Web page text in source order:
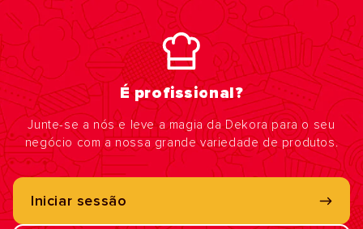
É profissional?
Junte-se a nós e leve a magia da Dekora para o seu
negócio com a nossa grande variedade de produtos.
Iniciar sessão